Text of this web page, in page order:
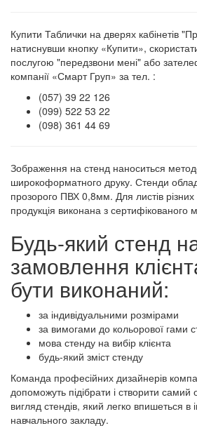
Купити Таблички на дверях кабінетів
натиснувши кнопку «Купити»,
послугою "передзвони мені" або
компанії «Смарт Груп» за тел. :
(057) 39 22 126
(099) 522 53 22
(098) 361 44 69
Зображення на стенд наноситься
широкоформатного друку. Стенди
прозорого ПВХ 0,8мм. Для листів
продукція виконана з сертифікованого
Будь-який стенд
замовлення
бути виконаний:
за індивідуальними розмірами
за вимогами до кольорової гами
мова стенду на вибір клієнта
будь-який зміст стенду
Команда професійних дизайнерів
допоможуть підібрати і створити самий
вигляд стендів, який легко впишеться в
навчального закладу.